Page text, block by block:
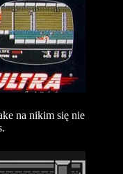
na nikim się nie